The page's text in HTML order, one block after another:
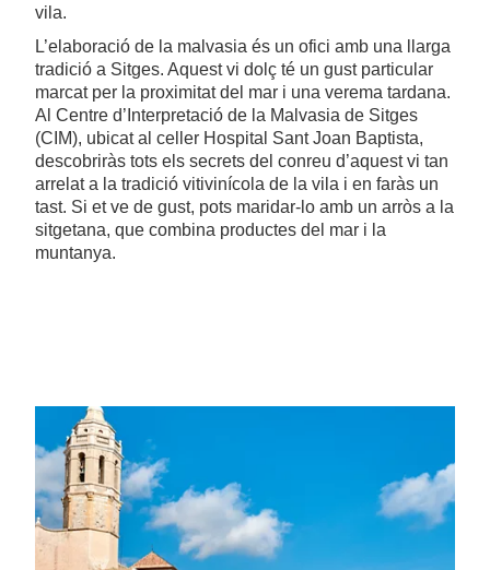
vila.
L’elaboració de la malvasia és un ofici amb una llarga
tradició a Sitges. Aquest vi dolç té un gust particular
marcat per la proximitat del mar i una verema tardana.
Al Centre d’Interpretació de la Malvasia de Sitges
(CIM), ubicat al celler Hospital Sant Joan Baptista,
descobriràs tots els secrets del conreu d’aquest vi tan
arrelat a la tradició vitivinícola de la vila i en faràs un
tast. Si et ve de gust, pots maridar-lo amb un arròs a la
sitgetana, que combina productes del mar i la
muntanya.